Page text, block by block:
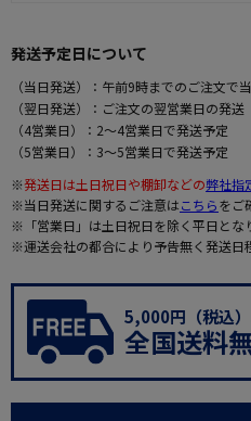
発送予定日について
（当日発送）：午前9時までのご注文で
（翌日発送）：ご注文の翌営業日の発送
（4営業日）：2～4営業日で発送予定
（5営業日）：3～5営業日で発送予定
※発送日は土日祝日や棚卸などの弊社指
※当日発送に関するご注意はこちらをご
※「営業日」は土日祝日を除く平日とな
※運送会社の都合により予告無く発送日
5,000円（税込
全国送料